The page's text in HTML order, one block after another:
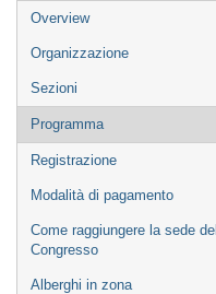
Event
menu
Overview
Organizzazione
Sezioni
Programma
Registrazione
Modalità di pagamento
Come raggiungere la sede del
Congresso
Alberghi in zona